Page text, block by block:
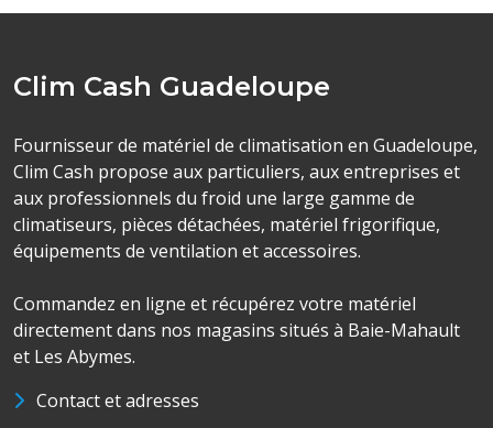
Clim Cash Guadeloupe
Fournisseur de matériel de climatisation en Guadeloupe,
Clim Cash propose aux particuliers, aux entreprises et
aux professionnels du froid une large gamme de
climatiseurs, pièces détachées, matériel frigorifique,
équipements de ventilation et accessoires.
Commandez en ligne et récupérez votre matériel
directement dans nos magasins situés à Baie-Mahault
et Les Abymes.
Contact et adresses